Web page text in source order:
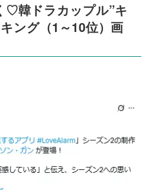
♡韓ドラカップル”キ
ング（1～10位）画